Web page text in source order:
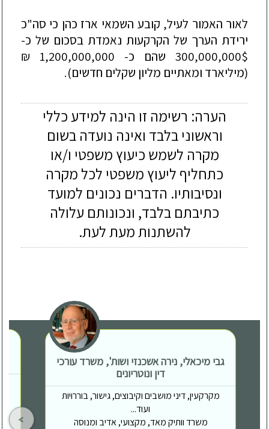
לאור האמור לעיל, קובע השמאי ארז כהן כי סה"כ
ירידת הערך של הקרקעות נאמדת בסכום של כ-
300,000,000$ שהם כ- 1,200,000,000 ₪
(מיליארד ומאתיים מליון שקלים חדשים).
הערה: רשימה זו הינה למידע כללי
וראשוני בלבד ואינה נועדה בשום
מקרה לשמש כיעוץ משפטי ו/או
כתחליף ליעוץ משפטי לכל מקרה
ונסיבותיו. הדברים נכונים למועד
כתיבתם בלבד, ונכונותם עלולה
להשתנות מעת לעת.
גבי מיכאלי, נירה אשכנזי ושות', משרד עורכי
דין ונוטריונים
מקרקעין, דיני מושבים וקיבוצים, גישור, בוררויות
ועוד...
משרד וותיק מאד, מקצועי, אדיב ומנוסה